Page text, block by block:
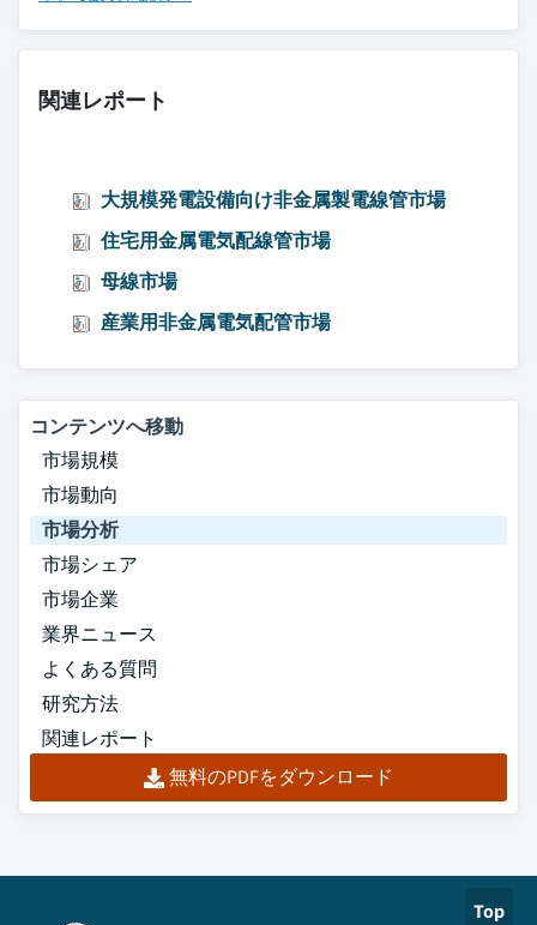
関連レポート
大規模発電設備向け非金属製電線管市場
住宅用金属電気配線管市場
母線市場
産業用非金属電気配管市場
コンテンツへ移動
市場規模
市場動向
市場分析
市場シェア
市場企業
業界ニュース
よくある質問
研究方法
関連レポート
無料のPDFをダウンロード
Top